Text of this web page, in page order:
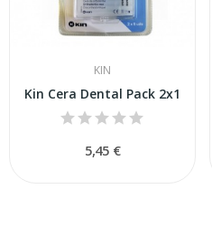
KIN
Kin Cera Dental Pack 2x1
5,45 €